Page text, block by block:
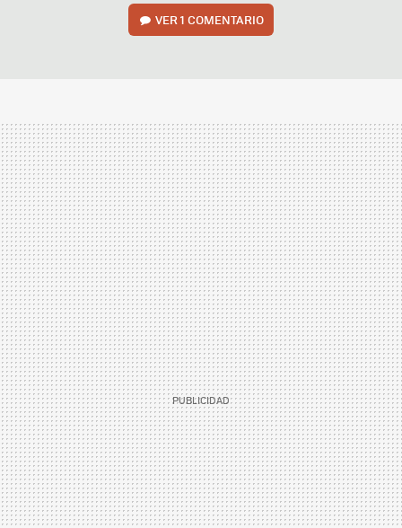
VER1 COMENTARIO